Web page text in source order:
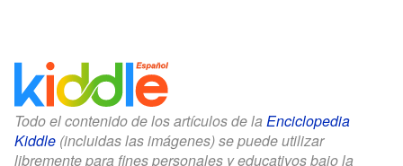
Todo el contenido de los artículos de la Enciclopedia
Kiddle (incluidas las imágenes) se puede utilizar
libremente para fines personales y educativos bajo la